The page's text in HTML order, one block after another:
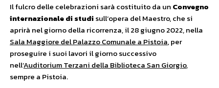
Il fulcro delle celebrazioni sarà costituito da un Convegno
internazionale di studi sull’opera del Maestro, che si
aprirà nel giorno della ricorrenza, il 28 giugno 2022, nella
Sala Maggiore del Palazzo Comunale a Pistoia, per
proseguire i suoi lavori il giorno successivo
nell’Auditorium Terzani della Biblioteca San Giorgio,
sempre a Pistoia.